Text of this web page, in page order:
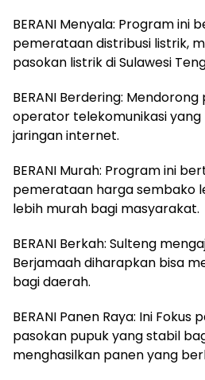
BERANI Menyala: Program ini
pemerataan distribusi listrik,
pasokan listrik di Sulawesi
BERANI Berdering:
operator telekomunikasi
jaringan internet.
BERANI Murah: Program ini
pemerataan harga sembako
lebih murah bagi masyarakat.
BERANI Berkah: Sulteng
Berjamaah diharapkan bisa
bagi daerah.
BERANI Panen Raya: Ini Fokus
pasokan pupuk yang stabil
menghasilkan panen yang